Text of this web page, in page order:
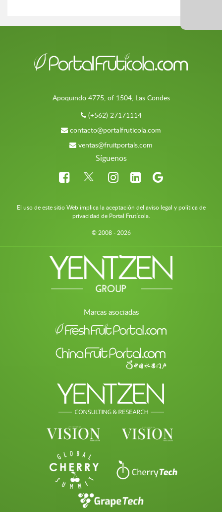
Apoquindo 4775, of 1504, Las Condes
(+562) 27171114
contacto@portalfruticola.com
ventas@fruitportals.com
Síguenos
El uso de este sitio Web implica la aceptación del aviso legal y política de
privacidad de Portal Frutícola.
© 2008 - 2026
Marcas asociadas